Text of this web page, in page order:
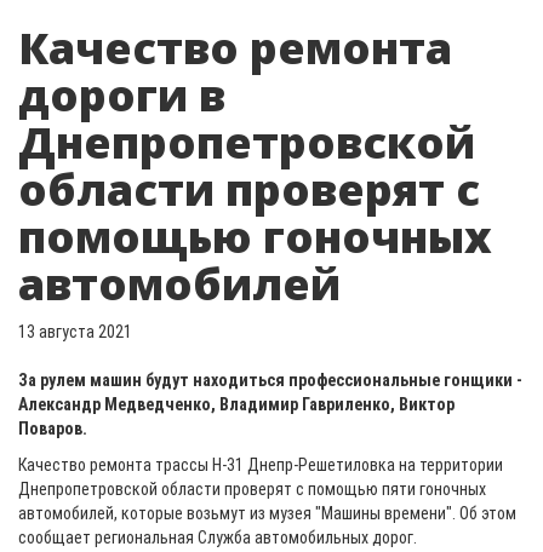
Качество ремонта
дороги в
Днепропетровской
области проверят с
помощью гоночных
автомобилей
13 августа 2021
За рулем машин будут находиться профессиональные гонщики -
Александр Медведченко, Владимир Гавриленко, Виктор
Поваров.
Качество ремонта трассы Н-31 Днепр-Решетиловка на территории
Днепропетровской области проверят с помощью пяти гоночных
автомобилей, которые возьмут из музея "Машины времени". Об этом
сообщает региональная Служба автомобильных дорог.